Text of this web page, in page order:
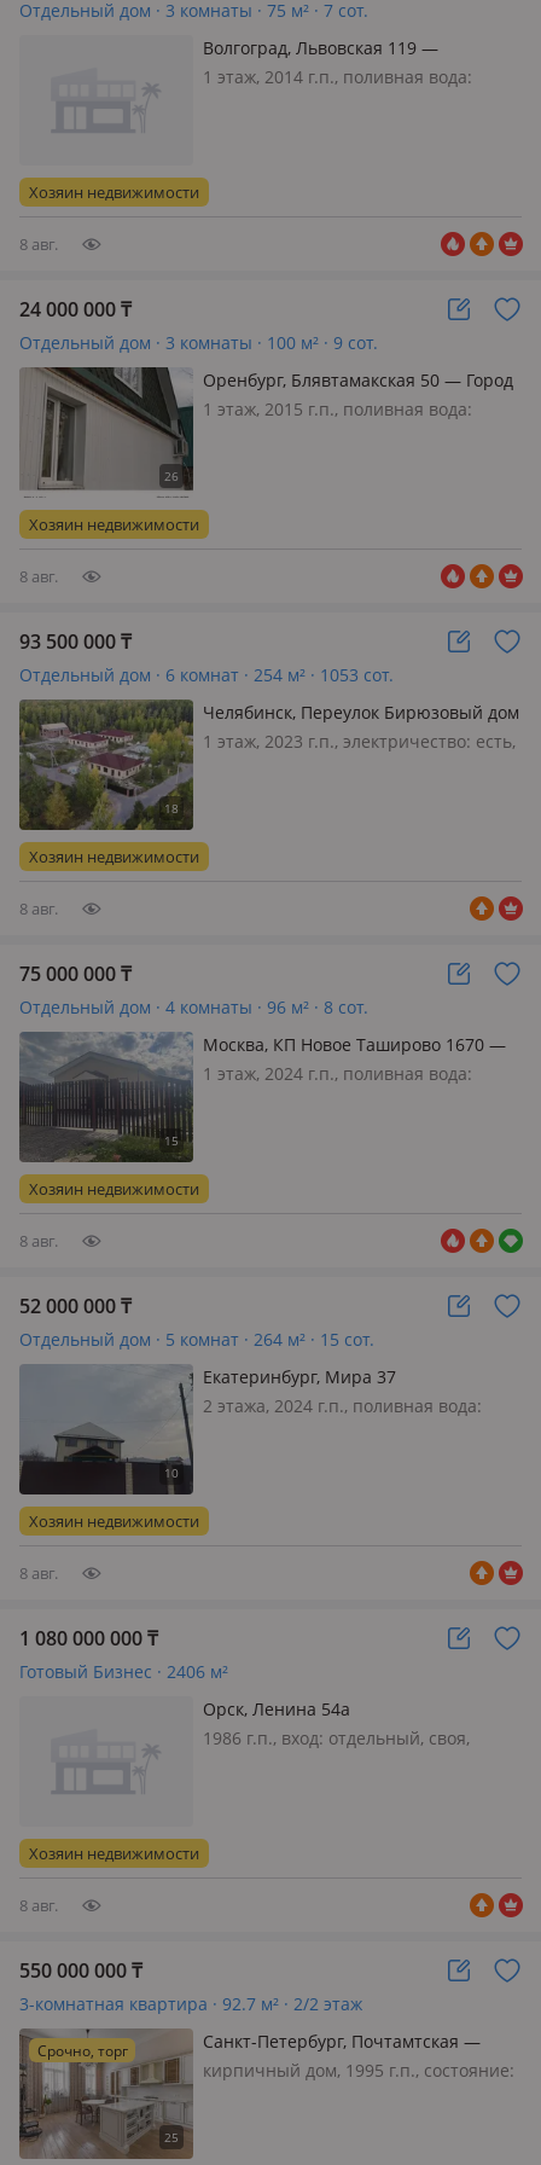
Отдельный дом · 3 комнаты · 75 м² · 7 сот.
Волгоград, Львовская 119 —
Ворошиловский район, на берегу
1 этаж, 2014 г.п., поливная вода:
остановки троллейбуса 5 минут, до
остановки скоростного трамвая 10
Хозяин недвижимости
8 авг.
24 000 000₸
Отдельный дом · 3 комнаты · 100 м² · 9 сот.
Оренбург, Блявтамакская 50 — Город
Медногорск
1 этаж, 2015 г.п., поливная вода:
Продам или обменяю на
недвижимость или иные активы, аато
Хозяин недвижимости
8 авг.
93 500 000₸
Отдельный дом · 6 комнат · 254 м² · 1053 сот.
Челябинск, Переулок Бирюзовый дом
5 — Кременкульское поселение
1 этаж, 2023 г.п., электричество: есть,
инфраструктура, до города 10 км,
асфальт, рядом детский сад, школа
Хозяин недвижимости
8 авг.
75 000 000₸
Отдельный дом · 4 комнаты · 96 м² · 8 сот.
Москва, КП Новое Таширово 1670 —
Наро-Фоминский рн.
1 этаж, 2024 г.п., поливная вода:
совмещена с кухонной зоной имеется
электро отопление, канализ…
Хозяин недвижимости
8 авг.
52 000 000₸
Отдельный дом · 5 комнат · 264 м² · 15 сот.
Екатеринбург, Мира 37
2 этажа, 2024 г.п., поливная вода:
этажа + технический этаж под всем
домом, высота тех этажа 1.8…
Хозяин недвижимости
8 авг.
1 080 000 000₸
Готовый Бизнес · 2406 м²
Орск, Ленина 54а
1986 г.п., вход: отдельный, своя,
кадастровым номером 56:43:0201011:
778. Земля в собственности S-5.387
Хозяин недвижимости
8 авг.
550 000 000₸
3-комнатная квартира · 92.7 м² · 2/2 этаж
Срочно, торг
Санкт-Петербург, Почтамтская —
Исаакиевский собор
кирпичный дом, 1995 г.п., состояние: